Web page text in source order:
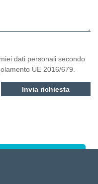
dati personali secondo
UE 2016/679.